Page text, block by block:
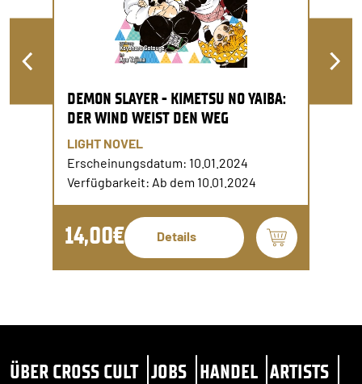
DEMON SLAYER - KIMETSU NO YAIBA:
DER WIND WEIST DEN WEG
LIGHT NOVEL
Erscheinungsdatum: 10.01.2024
Verfügbarkeit: Ab dem 10.01.2024
14,00€ Details
ÜBER CROSS CULT JOBS HANDEL ARTISTS